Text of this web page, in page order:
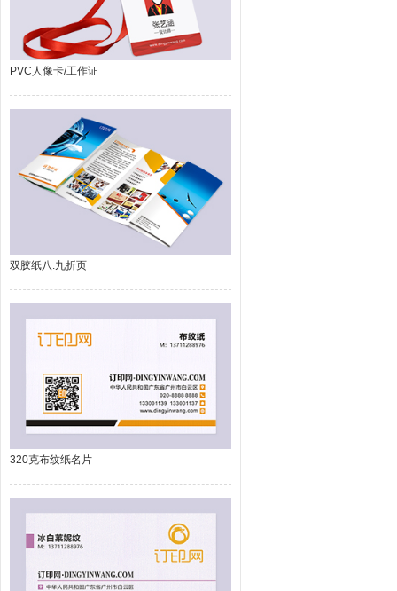
PVC人像卡/工作证
双胶纸八.九折页
320克布纹纸名片